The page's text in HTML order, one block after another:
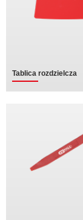
Tablica rozdzielcza